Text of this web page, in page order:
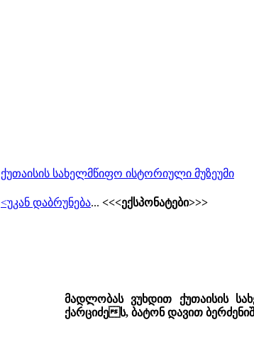
ქუთაისის სახელმწიფო ისტორიული მუზეუმი
<უკან დაბრუნება... <<<ექსპონატები>>>
მადლობას ვუხდით ქუთაისის
ქარციძე­ს, ბატონ დავით